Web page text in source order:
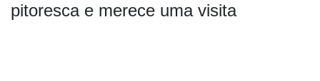
pitoresca e merece uma visita